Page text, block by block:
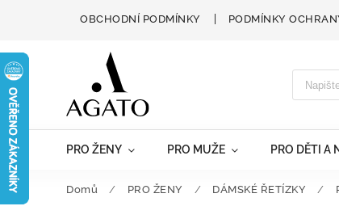
OBCHODNÍ PODMÍNKY PODMÍNKY
PRO ŽENY PRO MUŽE PRO DĚTI A
Domů / PRO ŽENY / DÁMSKÉ ŘETÍZKY /